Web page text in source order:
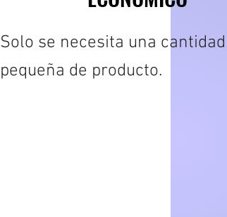
Solo se necesita una
pequeña de producto.